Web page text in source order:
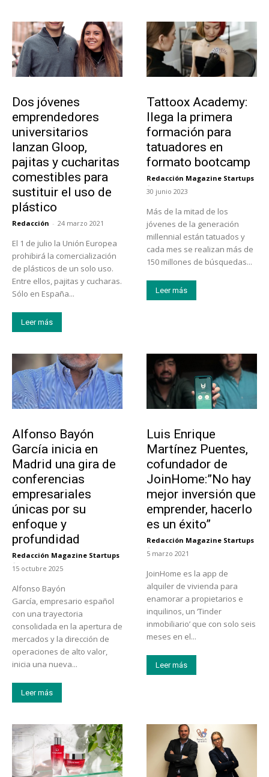
Dos jóvenes
emprendedores
universitarios
lanzan Gloop,
pajitas y cucharitas
comestibles para
sustituir el uso de
plástico
Redacción - 24 marzo 2021
El 1 de julio la Unión Europea
prohibirá la comercialización
de plásticos de un solo uso.
Entre ellos, pajitas y cucharas.
Sólo en España...
Leer más
Tattoox Academy:
llega la primera
formación para
tatuadores en
formato bootcamp
Redacción Magazine Startups
-
30 junio 2023
Más de la mitad de los
jóvenes de la generación
millennial están tatuados y
cada mes se realizan más de
150 millones de búsquedas...
Leer más
Alfonso Bayón
García inicia en
Madrid una gira de
conferencias
empresariales
únicas por su
enfoque y
profundidad
Redacción Magazine Startups
-
15 octubre 2025
Alfonso Bayón
García, empresario español
con una trayectoria
consolidada en la apertura de
mercados y la dirección de
operaciones de alto valor,
inicia una nueva...
Leer más
Luis Enrique
Martínez Puentes,
cofundador de
JoinHome:”No hay
mejor inversión que
emprender, hacerlo
es un éxito”
Redacción Magazine Startups
-
5 marzo 2021
JoinHome es la app de
alquiler de vivienda para
enamorar a propietarios e
inquilinos, un ‘Tinder
inmobiliario’ que con solo seis
meses en el...
Leer más